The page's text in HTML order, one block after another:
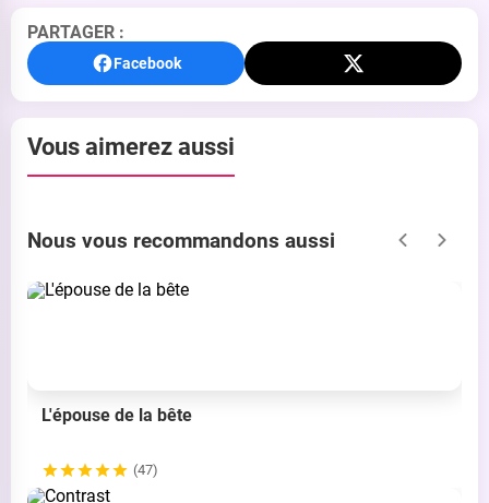
PARTAGER :
Facebook
Vous aimerez aussi
Nous vous recommandons aussi
L'épouse de la bête
(47)